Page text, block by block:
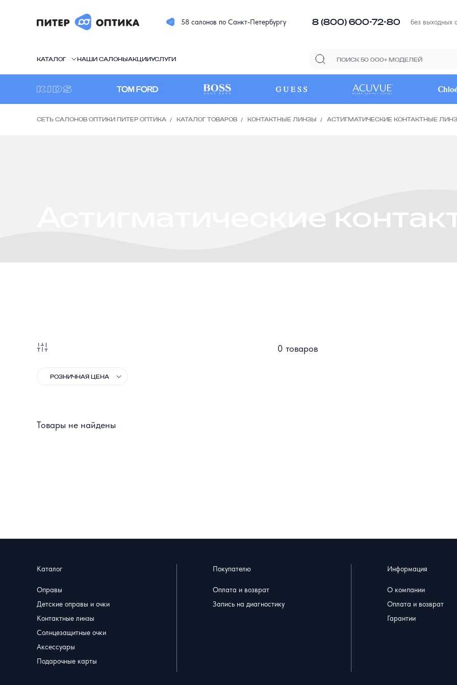
58 салонов по Санкт-Петербургу 8 (800) 600-72-80 без выходных
КАТАЛОГ НАШИ САЛОНЫАКЦИИУСЛУГИ
СЕТЬ САЛОНОВ ОПТИКИ ПИТЕР ОПТИКА КАТАЛОГ ТОВАРОВ КОНТАКТНЫЕ ЛИНЗЫ АСТИГМАТИЧЕСКИЕ КОНТАКТНЫЕ
Астигматические
0 товаров
РОЗНИЧНАЯ ЦЕНА
Товары не найдены
Каталог
Оправы
Детские оправы и очки
Контактные линзы
Солнцезащитные очки
Аксессуары
Подарочные карты
Покупателю
Оплата и возврат
Запись на диагностику
Информация
О компании
Оплата и возврат
Гарантии